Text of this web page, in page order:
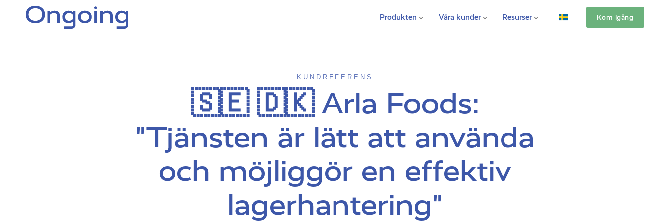
Produkten Våra kunder Resurser Kom igång
KUNDREFERENS
🇸🇪 🇩🇰 Arla Foods:
"Tjänsten är lätt att använda
och möjliggör en effektiv
lagerhantering"